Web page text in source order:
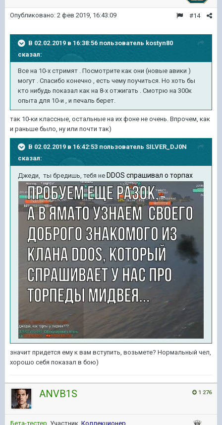
#14
Опубликовано: 2 фев 2019, 16:43:09
В 02.02.2019 в 16:38:56 пользователь kostyn80
сказал:
Все на 10-х стримят . Посмотрите как они (новые авики )
могут . Спасибо конечно , есть чему поучиться. Но хоть бы
кто нибудь показал как на 8-х отжигать . Смотрю на 300к
опыта для 10-и , и печаль берет.
так 10-ки классные, остальные на их фоне не очень. Впрочем, как
и раньше было, ну или почти так)
В 02.02.2019 в 16:42:53 пользователь SILVER_DJ0N
сказал:
Джеди, ты бредишь, тебя не DDOS спрашивал о торпах
значит придется ему к вам вступить, возьмете? Нормальный чел,
хорошо себя показал в бою)
1 276
ANVB1S
Бета-тестер , Участник, Коллекционер